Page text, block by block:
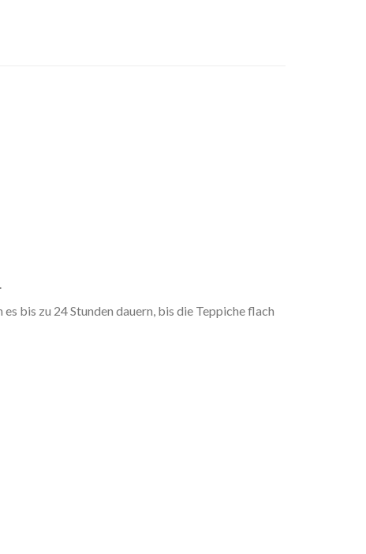
bis zu 24 Stunden dauern, bis die Teppiche flach